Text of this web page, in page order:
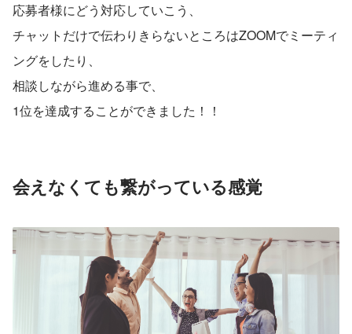
応募者様にどう対応していこう、
チャットだけで伝わりきらないところはZOOMでミーティ
ングをしたり、
相談しながら進める事で、
1位を達成することができました！！
会えなくても繋がっている感覚